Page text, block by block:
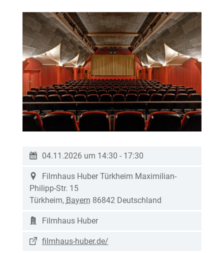
04.11.2026 um 14:30 - 17:30
Filmhaus Huber Türkheim Maximilian-
Philipp-Str. 15
Türkheim, Bayern 86842 Deutschland
Filmhaus Huber
filmhaus-huber.de/